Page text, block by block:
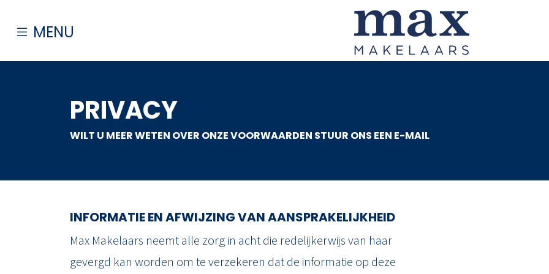
MENU
AANBOD
HUUR
VERKOOP
AANKOOP
Stadhoudersweg 71D
PRIVACY
WILT U MEER WETEN OVER ONZE VOORWAARDEN STUUR ONS EEN E-MAIL
INFORMATIE EN AFWIJZING VAN AANSPRAKELIJKHEID
Max Makelaars neemt alle zorg in acht die redelijkerwijs van haar
gevergd kan worden om te verzekeren dat de informatie op deze